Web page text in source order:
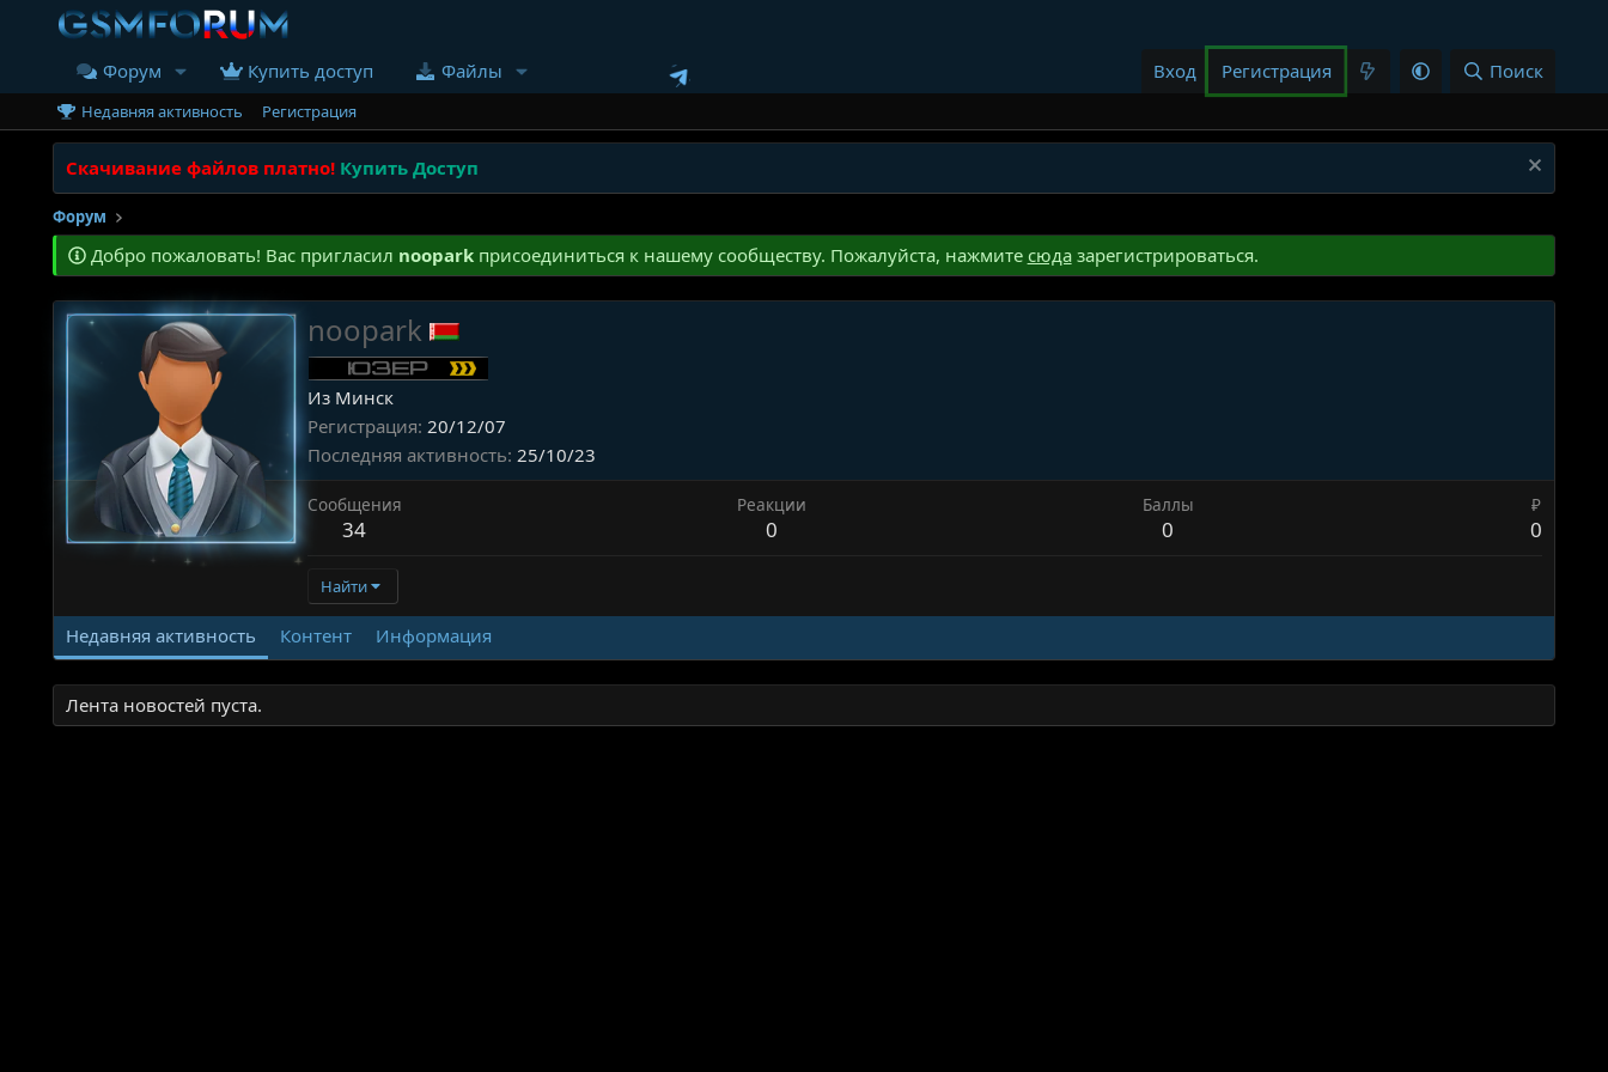
Форум Купить доступ Файлы Вход Регистрация Поиск
Недавняя активность Регистрация
Скачивание файлов платно! Купить Доступ
Форум
Добро пожаловать! Вас пригласил nooparkприсоединиться к нашему сообществу. Пожалуйста, нажмите сюдазарегистрироваться.
noopark
Из Минск
Регистрация 20/12/07
Последняя активность 25/10/23
Сообщения
34
Реакции
0
Баллы
0
₽
0
Найти
Недавняя активность Контент Информация
Лента новостей пуста.